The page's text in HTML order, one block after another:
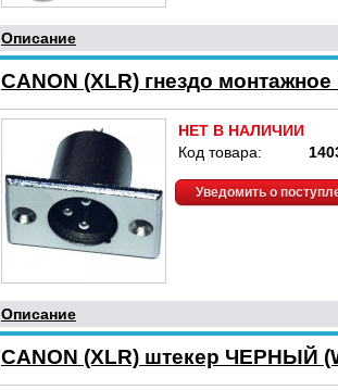
Описание
CANON (XLR) гнездо
НЕТ В НАЛИЧИИ
Код товара:
Уведомить о
Описание
CANON (XLR) штекер ЧЕРНЫЙ